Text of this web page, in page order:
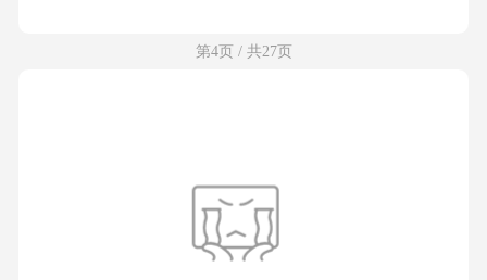
第4页 / 共27页